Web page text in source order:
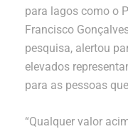
para lagos como o
Francisco
pesquisa, alertou
elevados
para as pessoas
“Qualquer valor